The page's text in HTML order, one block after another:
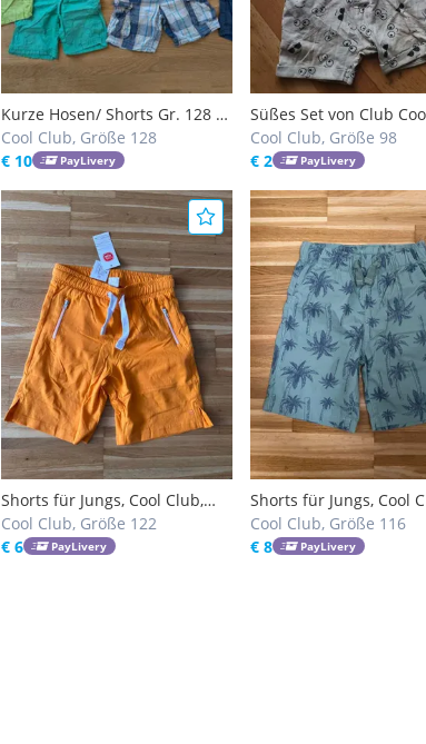
Kurze Hosen/ Shorts Gr. 128 (6
Stück)
Cool Club, Größe 128
€ 10
PayLivery
Süßes Set von Club
86
Cool Club, Größe 98
€ 2
PayLivery
Shorts für Jungs, Cool Club,
Größe 122, neu
Cool Club, Größe 122
€ 6
PayLivery
Shorts für Jungs, Cool
Größe 116
Cool Club, Größe 116
€ 8
PayLivery